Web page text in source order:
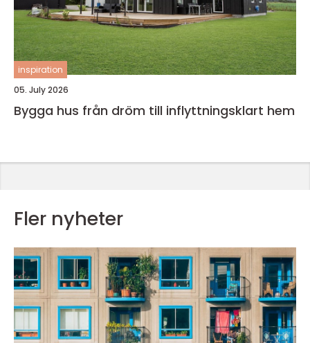
inspiration
05. July 2026
Bygga hus från dröm till inflyttningsklart hem
Fler nyheter